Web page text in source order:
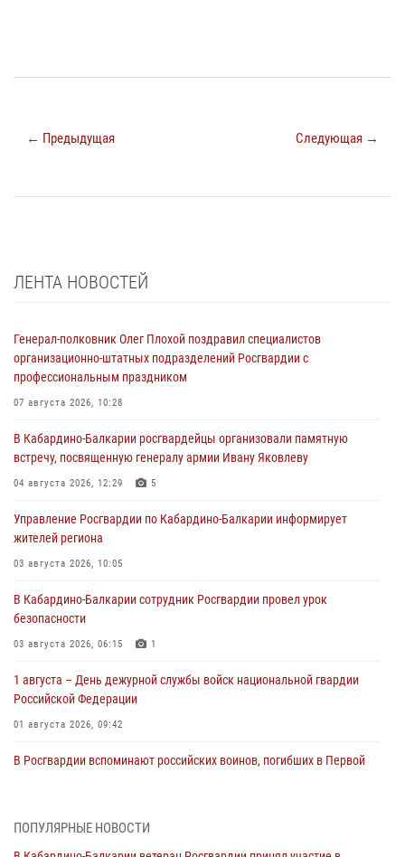
← Предыдущая Следующая →
ЛЕНТА НОВОСТЕЙ
Генерал-полковник Олег Плохой поздравил специалистов
организационно-штатных подразделений Росгвардии с
профессиональным праздником
07 августа 2026, 10:28
В Кабардино-Балкарии росгвардейцы организовали памятную
встречу, посвященную генералу армии Ивану Яковлеву
04 августа 2026, 12:29 5
Управление Росгвардии по Кабардино-Балкарии информирует
жителей региона
03 августа 2026, 10:05
В Кабардино‑Балкарии сотрудник Росгвардии провел урок
безопасности
03 августа 2026, 06:15 1
1 августа – День дежурной службы войск национальной гвардии
Российской Федерации
01 августа 2026, 09:42
В Росгвардии вспоминают российских воинов, погибших в Первой
ПОПУЛЯРНЫЕ НОВОСТИ